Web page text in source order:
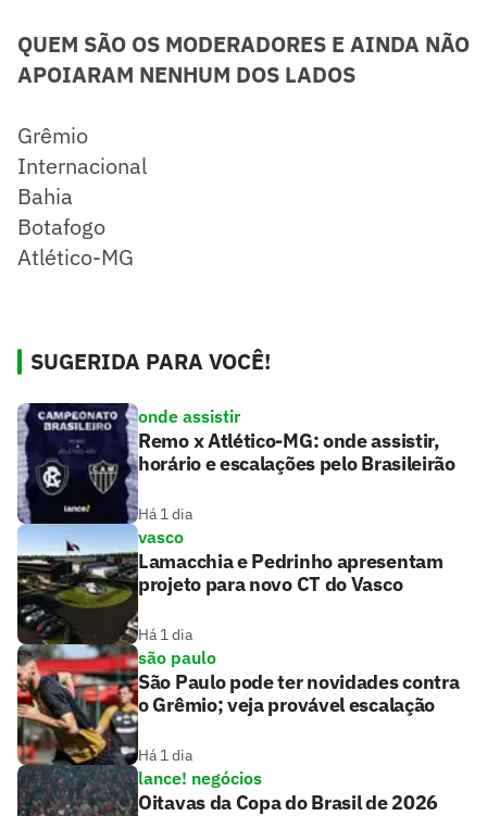
QUEM SÃO OS MODERADORES E AINDA NÃO
APOIARAM NENHUM DOS LADOS
Grêmio
Internacional
Bahia
Botafogo
Atlético-MG
SUGERIDA PARA VOCÊ!
onde assistir
Remo x Atlético-MG: onde assistir,
horário e escalações pelo Brasileirão
Há 1 dia
vasco
Lamacchia e Pedrinho apresentam
projeto para novo CT do Vasco
Há 1 dia
são paulo
São Paulo pode ter novidades contra
o Grêmio; veja provável escalação
Há 1 dia
lance! negócios
Oitavas da Copa do Brasil de 2026